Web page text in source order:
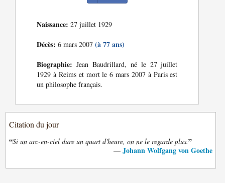
Naissance: 27 juillet 1929
Décès: 6 mars 2007(à 77 ans)
Biographie: Jean Baudrillard, né le 27 juillet
1929 à Reims et mort le 6 mars 2007 à Paris est
un philosophe français.
Citation du jour
“Si un arc-en-ciel dure un quart d'heure, on ne le regarde plus.”
— Johann Wolfgang von Goethe